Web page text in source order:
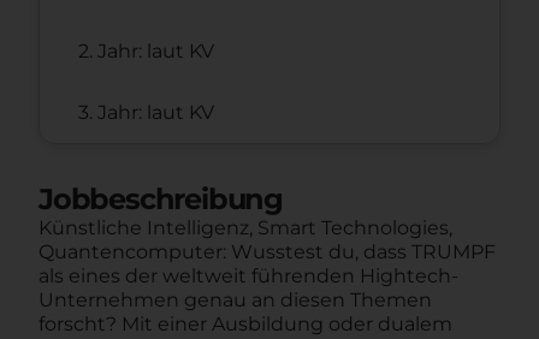
2. Jahr: laut KV
3. Jahr: laut KV
Jobbeschreibung
Künstliche Intelligenz, Smart Technologies,
Quantencomputer: Wusstest du, dass TRUMPF
als eines der weltweit führenden Hightech-
Unternehmen genau an diesen Themen
forscht? Mit einer Ausbildung oder dualem